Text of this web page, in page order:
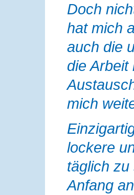
Doch
hat mich
auch die
die Arbeit
mich
lockere
täglich
Anfang